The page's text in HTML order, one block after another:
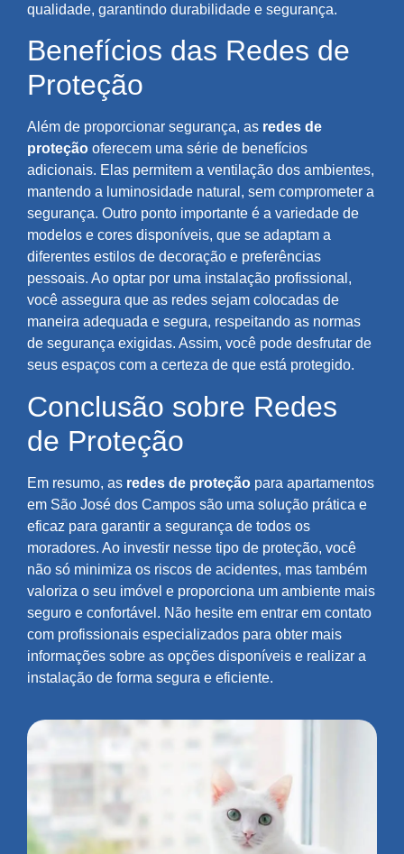
qualidade, garantindo durabilidade e segurança.
Benefícios das Redes de
Proteção
Além de proporcionar segurança, as redes de
proteção oferecem uma série de benefícios
adicionais. Elas permitem a ventilação dos ambientes,
mantendo a luminosidade natural, sem comprometer a
segurança. Outro ponto importante é a variedade de
modelos e cores disponíveis, que se adaptam a
diferentes estilos de decoração e preferências
pessoais. Ao optar por uma instalação profissional,
você assegura que as redes sejam colocadas de
maneira adequada e segura, respeitando as normas
de segurança exigidas. Assim, você pode desfrutar de
seus espaços com a certeza de que está protegido.
Conclusão sobre Redes
de Proteção
Em resumo, as redes de proteção para apartamentos
em São José dos Campos são uma solução prática e
eficaz para garantir a segurança de todos os
moradores. Ao investir nesse tipo de proteção, você
não só minimiza os riscos de acidentes, mas também
valoriza o seu imóvel e proporciona um ambiente mais
seguro e confortável. Não hesite em entrar em contato
com profissionais especializados para obter mais
informações sobre as opções disponíveis e realizar a
instalação de forma segura e eficiente.